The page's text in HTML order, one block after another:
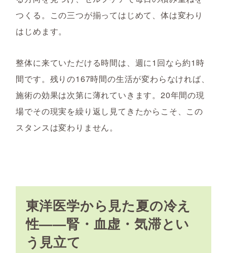
つくる。この三つが揃ってはじめて、体は変わり
はじめます。
整体に来ていただける時間は、週に1回なら約1時
間です。残りの167時間の生活が変わらなければ、
施術の効果は次第に薄れていきます。20年間の現
場でその現実を繰り返し見てきたからこそ、この
スタンスは変わりません。
東洋医学から見た夏の冷え
性——腎・血虚・気滞とい
う見立て